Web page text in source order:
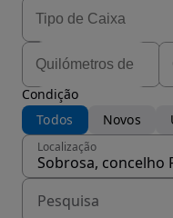
Condição
Todos
Novos
Localização
Sobrosa, concelho